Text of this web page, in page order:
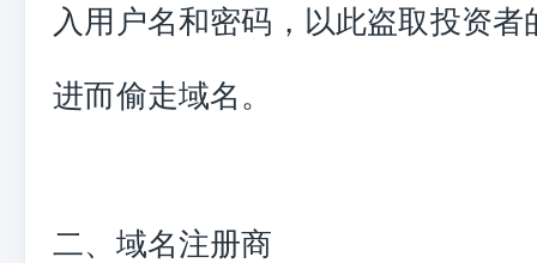
入用户名和密码，以此盗取投资者
进而偷走域名。
二、域名注册商